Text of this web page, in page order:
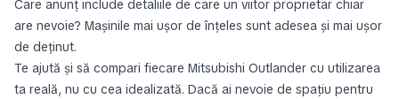
Care anunț include detaliile de care un viitor proprietar chiar
are nevoie? Mașinile mai ușor de înțeles sunt adesea și mai ușor
de deținut.
Te ajută și să compari fiecare Mitsubishi Outlander cu utilizarea
ta reală, nu cu cea idealizată. Dacă ai nevoie de spațiu pentru